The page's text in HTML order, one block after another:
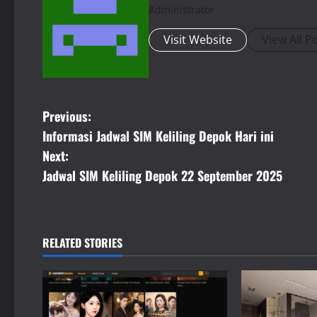
Administrator
Visit Website View All
P
o
s
n
a
v
Previous:
Informasi Jadwal SIM Keliling Depok Hari ini
Next:
Jadwal SIM Keliling Depok 22 September 2025
RELATED STORIES